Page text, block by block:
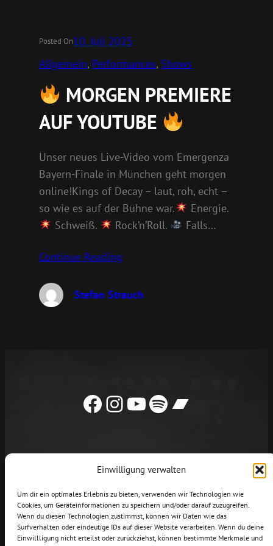
Einwilligung verwalten
Um dir ein optimales Erlebnis zu bieten, verwenden wir Technologien wie
Cookies, um Geräteinformationen zu speichern und/oder darauf zuzugreifen.
Wenn du diesen Technologien zustimmst, können wir Daten wie das
Surfverhalten oder eindeutige IDs auf dieser Website verarbeiten. Wenn du deine
Einwillligung nicht erteilst oder zurückziehst, können bestimmte Merkmale und
Posted On10. Juli 2025
Allgemein, Performances, Shows
MORGEN PREMIERE
AUF YOUTUBE
Unser neues Live-Video vom Emergenza
Bayern-Finale in München geht morgen
online!Kings of Decay – laut, roh, echt –
so wie es auf der Bühne war.
Energie.
Schweiß.
Rock’n’Roll. Falls…
Continue Reading
Stefan Strauch
Facebook
Instagram
YouTube
Spotify
Bandcamp
KONTAKT/BOOKING SHOP
Impressum
Datenschutz
Cookie Richtlinie